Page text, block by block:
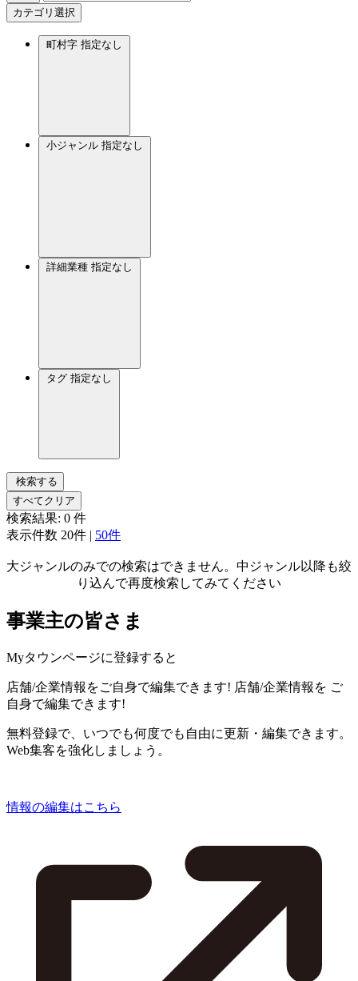
カテゴリ選択
町村字 指定なし
小ジャンル 指定なし
詳細業種 指定なし
タグ 指定なし
検索する
すべてクリア
検索結果: 0 件
表示件数 20件 | 50件
大ジャンルのみでの検索はできません。中ジャンル以降も絞
り込んで再度検索してみてください
事業主の皆さま
Myタウンページに登録すると
店舗/企業情報をご自身で編集できます! 店舗/企業情報を ご
自身で編集できます!
無料登録で、いつでも何度でも自由に更新・編集できます。
Web集客を強化しましょう。
情報の編集はこちら